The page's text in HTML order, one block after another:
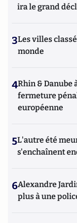
ira le grand
3Les villes
monde
4Rhin & Danube
fermeture
européenne
5L'autre été
s'enchaînent
6Alexandre
plus à une